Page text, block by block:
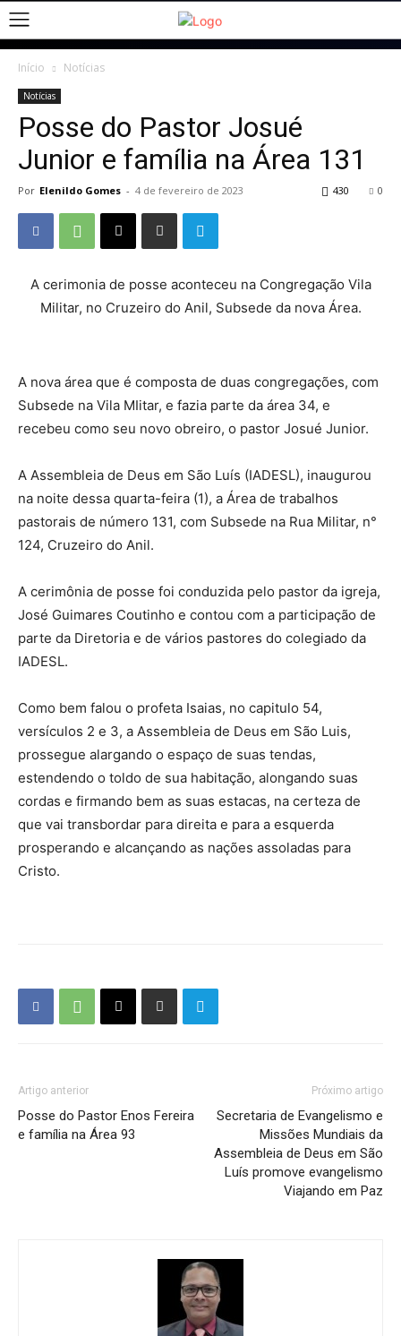
Início Notícias
Notícias
Posse do Pastor Josué
Junior e família na Área 131
Por Elenildo Gomes - 4 de fevereiro de 2023 0
430
A cerimonia de posse aconteceu na Congregação Vila
Militar, no Cruzeiro do Anil, Subsede da nova Área.
A nova área que é composta de duas congregações, com
Subsede na Vila MIitar, e fazia parte da área 34, e
recebeu como seu novo obreiro, o pastor Josué Junior.
A Assembleia de Deus em São Luís (IADESL), inaugurou
na noite dessa quarta-feira (1), a Área de trabalhos
pastorais de número 131, com Subsede na Rua Militar, n°
124, Cruzeiro do Anil.
A cerimônia de posse foi conduzida pelo pastor da igreja,
José Guimares Coutinho e contou com a participação de
parte da Diretoria e de vários pastores do colegiado da
IADESL.
Como bem falou o profeta Isaias, no capitulo 54,
versículos 2 e 3, a Assembleia de Deus em São Luis,
prossegue alargando o espaço de suas tendas,
estendendo o toldo de sua habitação, alongando suas
cordas e firmando bem as suas estacas, na certeza de
que vai transbordar para direita e para a esquerda
prosperando e alcançando as nações assoladas para
Cristo.
Artigo anterior
Posse do Pastor Enos Fereira
e família na Área 93
Próximo artigo
Secretaria de Evangelismo e
Missões Mundiais da
Assembleia de Deus em São
Luís promove evangelismo
Viajando em Paz